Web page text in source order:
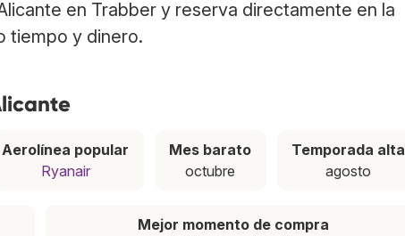
en Trabber y reserva directamente en la
tiempo y dinero.
Aerolínea popular
Ryanair
Mes barato
octubre
Temporada alta
agosto
Mejor momento de compra